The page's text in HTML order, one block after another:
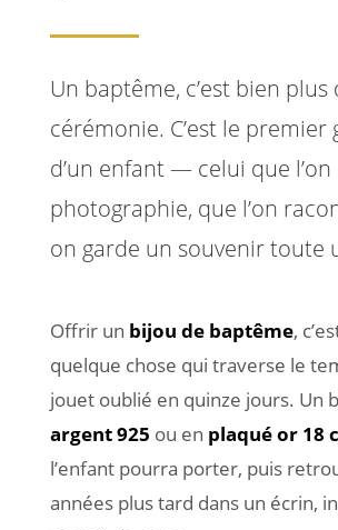
Un baptême, c’est bien plus
cérémonie. C’est le
d’un enfant — celui que l’on
photographie, que l’on
on garde un souvenir toute
Offrir un bijou de baptême,
quelque chose qui traverse le
jouet oublié en quinze jours. Un
argent 925 ou en plaqué or 18
l’enfant pourra porter, puis
années plus tard dans un écrin,